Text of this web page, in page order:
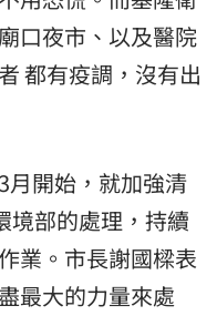
口夜市、以及醫院
都有疫調，沒有出
月開始，就加強清
境部的處理，持續
業。市長謝國樑表
最大的力量來處